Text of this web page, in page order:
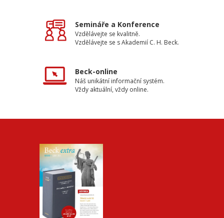
Semináře a Konference
Vzdělávejte se kvalitně.
Vzdělávejte se s Akademií C. H. Beck.
Beck-online
Náš unikátní informační systém.
Vždy aktuální, vždy online.